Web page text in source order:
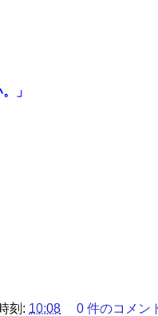
」
刻: 10:08
0 件のコメン